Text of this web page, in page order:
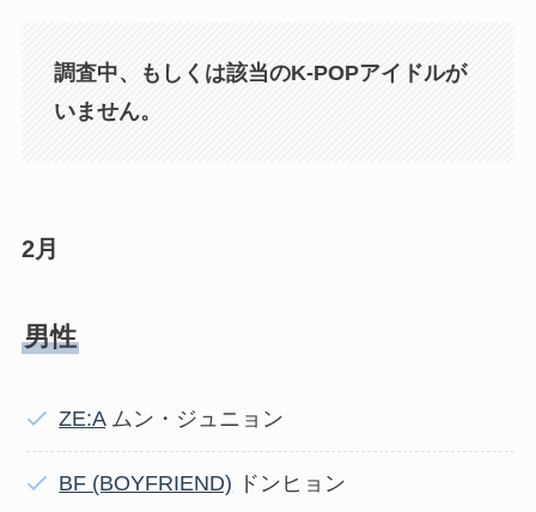
調査中、もしくは該当のK-POPアイドルが
いません。
2月
男性
ZE:Aムン・ジュニョン
BF (BOYFRIEND) ドンヒョン